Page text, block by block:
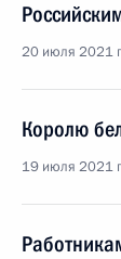
20 июля 2021
Королю
19 июля 2021